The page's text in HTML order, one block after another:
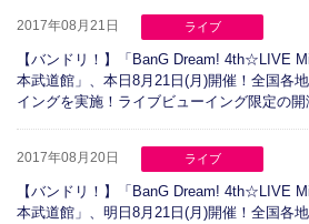
2017年08月21日 ライブ
【バンドリ！】「BanG Dream! 4th☆LIVE
本武道館」、本日8月21日(月)開催！全国各
イングを実施！ライブビューイング限定の開
2017年08月20日 ライブ
【バンドリ！】「BanG Dream! 4th☆LIVE
本武道館」、明日8月21日(月)開催！全国各